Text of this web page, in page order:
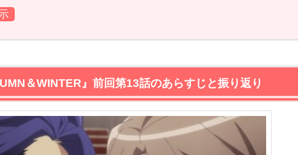
＆WINTER』前回第13話のあらすじと振り返り
の目標
タリの万里と十座
＆WINTER』第14話あらすじ・ネタバレ感想まとめ
＆WINTER』前回第13話のあらすじと振り返り